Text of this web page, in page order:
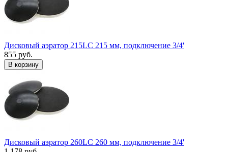
Дисковый аэратор 215LC 215 мм, подключение 3/4'
855 руб.
В корзину
Дисковый аэратор 260LC 260 мм, подключение 3/4'